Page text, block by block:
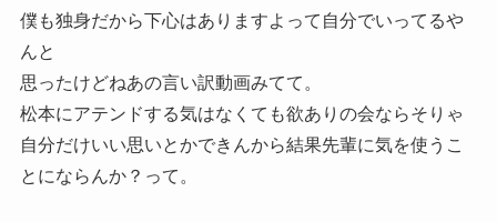
僕も独身だから下心はありますよって自分でいってるや
んと
思ったけどねあの言い訳動画みてて。
松本にアテンドする気はなくても欲ありの会ならそりゃ
自分だけいい思いとかできんから結果先輩に気を使うこ
とにならんか？って。